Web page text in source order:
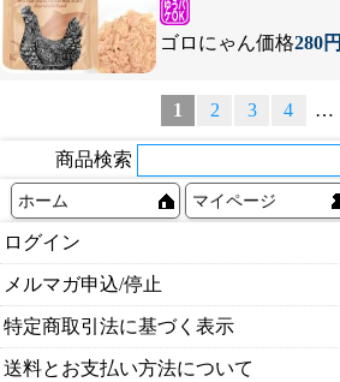
ゴロにゃん価格280円
1 2 3 4 …
商品検索
ホーム マイページ
ログイン
メルマガ申込/停止
特定商取引法に基づく表示
送料とお支払い方法について